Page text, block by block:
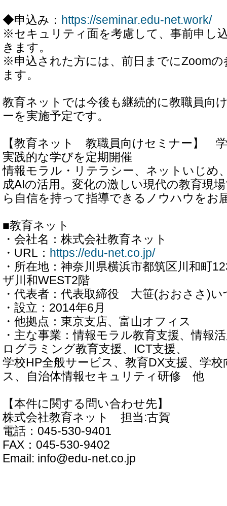
◆申込み： https://seminar.edu-net.work/
※セキュリティ面を考慮して、事前申し
きます。
※申込された方には、前日までにZoomの
ます。
教育ネットでは今後も継続的に教職員向
ーを実施予定です。
【教育ネット 教職員向けセミナー】
実践的な学びを定期開催
情報モラル・リテラシー、ネットいじめ
成AIの活用。変化の激しい現代の教育現
ら自信を持って指導できるノウハウをお
■教育ネット
・会社名：株式会社教育ネット
・URL： https://edu-net.co.jp/
・所在地：神奈川県横浜市都筑区川和町
ザ川和WEST2階
・代表者：代表取締役 大笹(おおささ)い
・設立：2014年6月
・他拠点：東京支店、富山オフィス
・主な事業：情報モラル教育支援、情報
ログラミング教育支援、ICT支援、
学校HP全般サービス、教育DX支援、学
ス、自治体情報セキュリティ研修 他
【本件に関する問い合わせ先】
株式会社教育ネット 担当:古賀
電話：045-530-9401
FAX：045-530-9402
Email: info@edu-net.co.jp